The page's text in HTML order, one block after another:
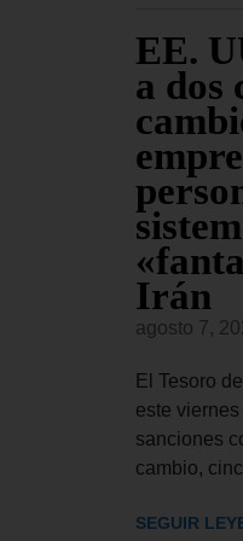
EE.
a dos
Irán
agosto 7,
El Tesoro
este
sanciones
cambio,
SEGUIR